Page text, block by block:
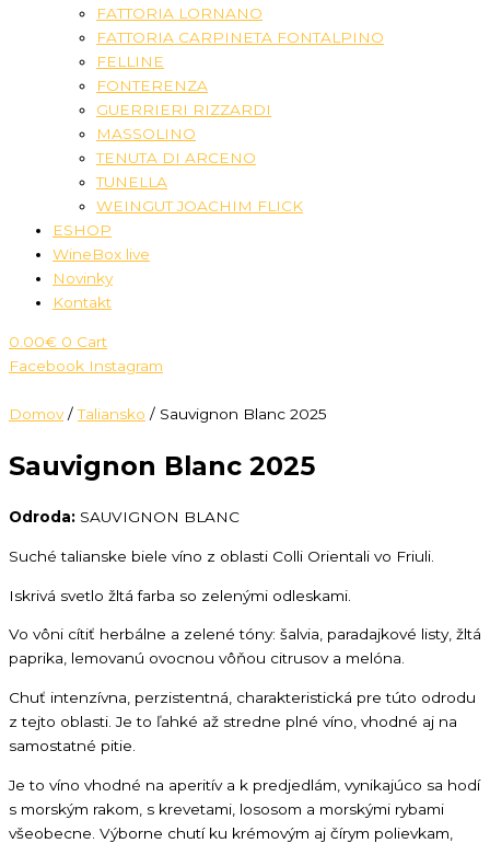
FATTORIA LORNANO
FATTORIA CARPINETA FONTALPINO
FELLINE
FONTERENZA
GUERRIERI RIZZARDI
MASSOLINO
TENUTA DI ARCENO
TUNELLA
WEINGUT JOACHIM FLICK
ESHOP
WineBox live
Novinky
Kontakt
0.00€ 0 Cart
Facebook Instagram
Domov/Taliansko / Sauvignon Blanc 2025
Sauvignon Blanc 2025
Odroda: SAUVIGNON BLANC
Suché talianske biele víno z oblasti Colli Orientali vo Friuli.
Iskrivá svetlo žltá farba so zelenými odleskami.
Vo vôni cítiť herbálne a zelené tóny: šalvia, paradajkové listy, žltá
paprika, lemovanú ovocnou vôňou citrusov a melóna.
Chuť intenzívna, perzistentná, charakteristická pre túto odrodu
z tejto oblasti. Je to ľahké až stredne plné víno, vhodné aj na
samostatné pitie.
Je to víno vhodné na aperitív a k predjedlám, vynikajúco sa hodí
s morským rakom, s krevetami, lososom a morskými rybami
všeobecne. Výborne chutí ku krémovým aj čírym polievkam,